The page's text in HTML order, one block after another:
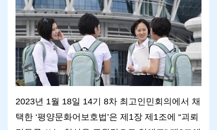
2023년 1월 18일 14기 8차 최고인민회의에서 채
택한 ‘평양문화어보호법’은 제1장 제1조에 “괴뢰